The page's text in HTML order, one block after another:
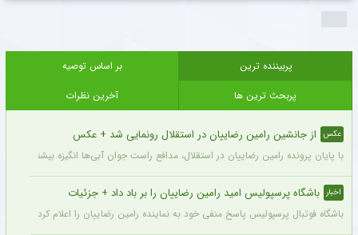
پربیننده ترین
بر اساس توصیه
پربحث ترین ها
آخرین نظرات
عکس از جانشین رامین رضاییان در استقلال رونمایی شد + عکس
با پایان پرونده رامین رضاییان در استقلال، مدافع راست جوان آبی‌ها انگیزه بیشتری
اخبار باشگاه پرسپولیس امید رامین رضاییان را بر باد داد + جزئیات
باشگاه فوتبال پرسپولیس پاسخ منفی خود به نماینده رامین رضاییان را اعلام کرد.